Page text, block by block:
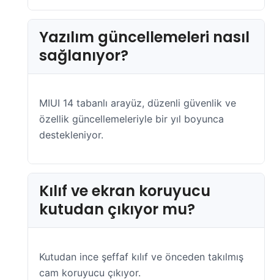
Yazılım güncellemeleri nasıl
sağlanıyor?
MIUI 14 tabanlı arayüz, düzenli güvenlik ve
özellik güncellemeleriyle bir yıl boyunca
destekleniyor.
Kılıf ve ekran koruyucu
kutudan çıkıyor mu?
Kutudan ince şeffaf kılıf ve önceden takılmış
cam koruyucu çıkıyor.